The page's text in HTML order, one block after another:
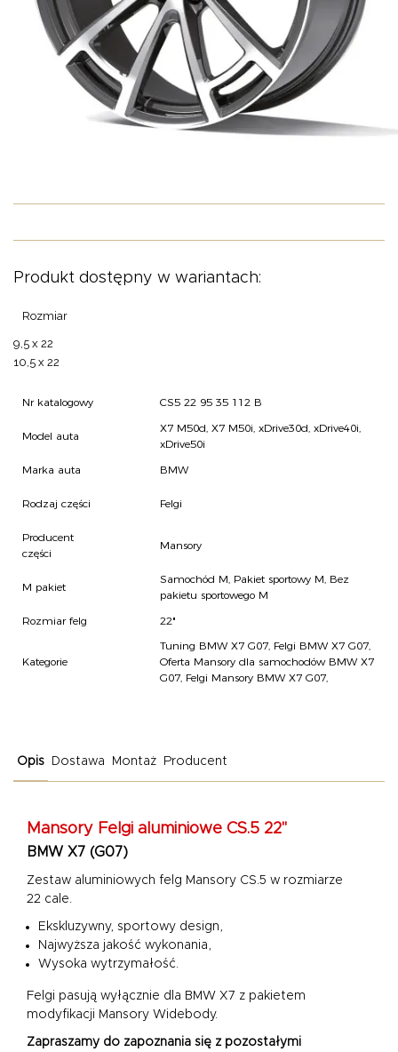
O NAS OFERTA BLOG ZOSTAŃ PARTNEREM
Produkt dostępny w wariantach:
Rozmiar
9,5 x 22
10,5 x 22
Nr katalogowy CS5 22 95 35 112 B
Model auta
X7 M50d, X7 M50i, xDrive30d, xDrive40i,
xDrive50i
Marka auta
BMW
Rodzaj części Felgi
Producent
części
Mansory
M pakiet
Samochód M, Pakiet sportowy M, Bez
pakietu sportowego M
Rozmiar felg
22"
Kategorie
Tuning BMW X7 G07, Felgi BMW X7 G07,
Oferta Mansory dla samochodów BMW X7
G07, Felgi Mansory BMW X7 G07,
Opis Dostawa Montaż Producent
Mansory Felgi aluminiowe CS.5 22"
BMW X7 (G07)
Zestaw aluminiowych felg Mansory CS.5 w rozmiarze
22 cale.
Ekskluzywny, sportowy design,
Najwyższa jakość wykonania,
Wysoka wytrzymałość.
Felgi pasują wyłącznie dla BMW X7 z pakietem
modyfikacji Mansory Widebody.
Zapraszamy do zapoznania się z pozostałymi